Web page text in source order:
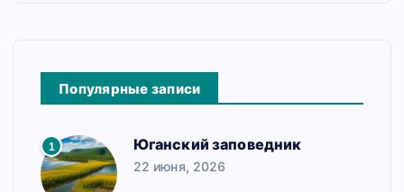
Популярные записи
1 Юганский заповедник
22 июня, 2026